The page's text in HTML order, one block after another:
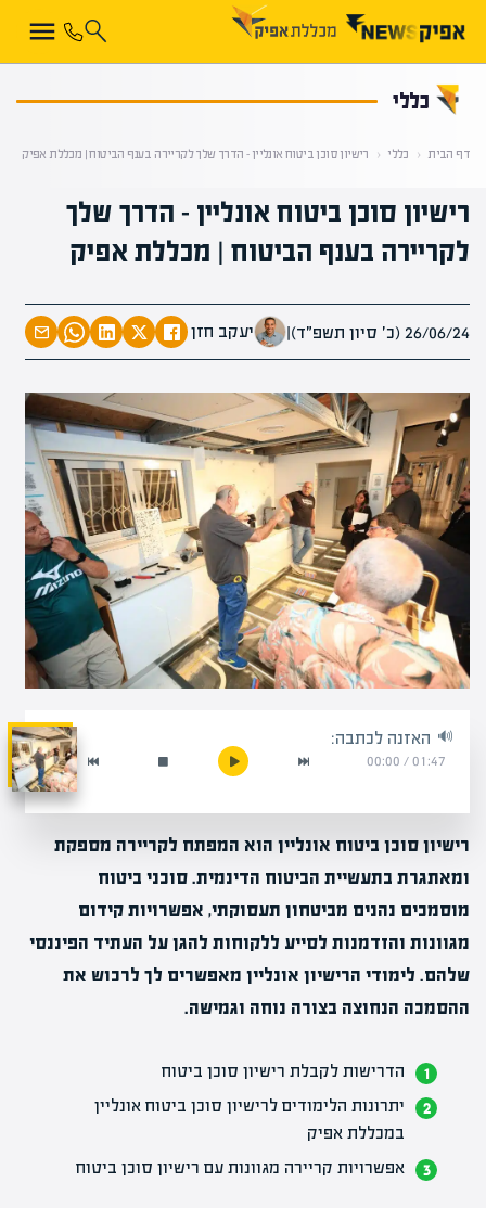
כללי
דף הבית ‹ כללי ‹ רישיון סוכן ביטוח אונליין – הדרך שלך לקריירה בענף הביטוח | מכללת אפיק
רישיון סוכן ביטוח אונליין – הדרך שלך
לקריירה בענף הביטוח | מכללת אפיק
26/06/24 (כ׳ סיון תשפ״ד) | יעקב חזן
האזנה לכתבה:
01:47
/
00:00
רישיון סוכן ביטוח אונליין הוא המפתח לקריירה מספקת
ומאתגרת בתעשיית הביטוח הדינמית. סוכני ביטוח
מוסמכים נהנים מביטחון תעסוקתי, אפשרויות קידום
מגוונות והזדמנות לסייע ללקוחות להגן על העתיד הפיננסי
שלהם. לימודי הרישיון אונליין מאפשרים לך לרכוש את
ההסמכה הנחוצה בצורה נוחה וגמישה.
הדרישות לקבלת רישיון סוכן ביטוח
יתרונות הלימודים לרישיון סוכן ביטוח אונליין
במכללת אפיק
אפשרויות קריירה מגוונות עם רישיון סוכן ביטוח